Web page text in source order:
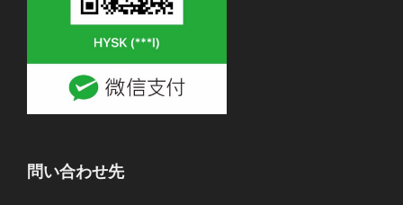
問い合わせ先